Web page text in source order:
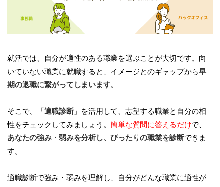
就活では、自分が適性のある職業を選ぶことが大切です。向
いていない職業に就職すると、イメージとのギャップから早
期の退職に繋がってしまいます。
そこで、「適職診断」を活用して、志望する職業と自分の相
性をチェックしてみましょう。 簡単な質問に答えるだけで、
あなたの強み・弱みを分析し、ぴったりの職業を診断できま
す。
適職診断で強み・弱みを理解し、自分がどんな職業に適性が